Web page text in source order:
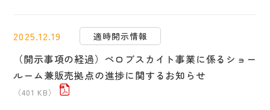
2025.12.19 適時開示情報
（開示事項の経過）ペロブスカイト事業に係るショー
ルーム兼販売拠点の進捗に関するお知らせ
（401 KB）